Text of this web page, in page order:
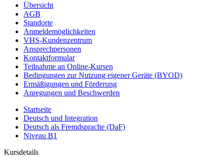
Übersicht
AGB
Standorte
Anmeldemöglichkeiten
VHS-Kundenzentrum
Ansprechpersonen
Kontaktformular
Teilnahme an Online-Kursen
Bedingungen zur Nutzung eigener Geräte (BYOD)
Ermäßigungen und Förderung
Anregungen und Beschwerden
Startseite
Deutsch und Integration
Deutsch als Fremdsprache (DaF)
Niveau B1
Kursdetails